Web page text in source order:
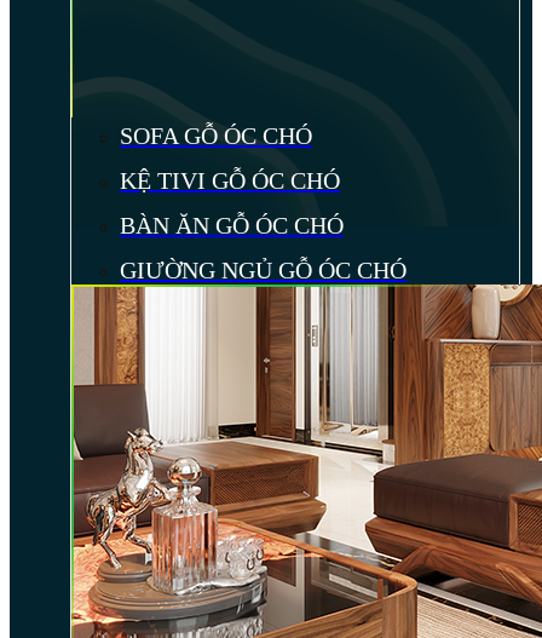
SOFA GỖ ÓC CHÓ
KỆ TIVI GỖ ÓC CHÓ
BÀN ĂN GỖ ÓC CHÓ
GIƯỜNG NGỦ GỖ ÓC CHÓ